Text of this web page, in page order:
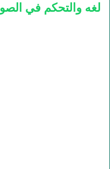
لغه والتحكم في